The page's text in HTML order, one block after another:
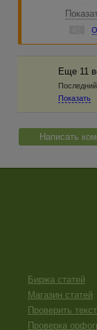
Но для
Еще 11
Показать
Написать
Биржа статей
Магазин статей
Проверить
Проверка